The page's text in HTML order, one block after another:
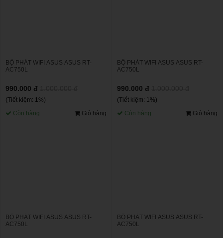
BỘ PHÁT WIFI ASUS ASUS RT-
AC750L
990.000 đ
(Tiết kiệm: 1%)
Còn hàng
Giỏ hàng
BỘ PHÁT WIFI ASUS ASUS RT-
AC750L
990.000 đ
(Tiết kiệm: 1%)
Còn hàng
Giỏ hàng
BỘ PHÁT WIFI ASUS ASUS RT-
AC750L
BỘ PHÁT WIFI ASUS ASUS RT-
AC750L